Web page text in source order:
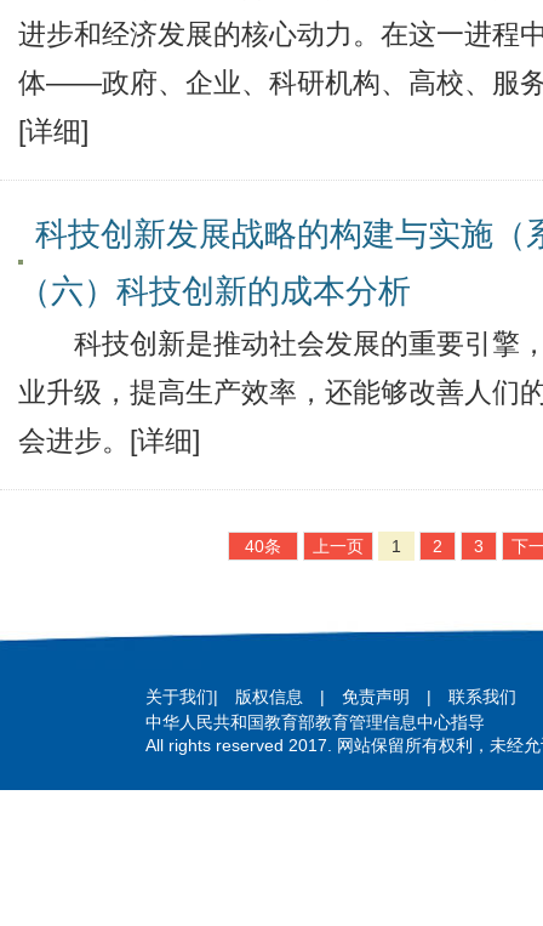
进步和经济发展的核心动力。在这一进程
体——政府、企业、科研机构、高校、服
[详细]
科技创新发展战略的构建与实施（
（六）科技创新的成本分析
科技创新是推动社会发展的重要引擎
业升级，提高生产效率，还能够改善人们
会进步。 [详细]
40条 上一页 1 2 3 下
关于我们| 版权信息 | 免责声明 | 联系我们
中华人民共和国教育部教育管理信息中心指导
All rights reserved 2017. 网站保留所有权利，未经